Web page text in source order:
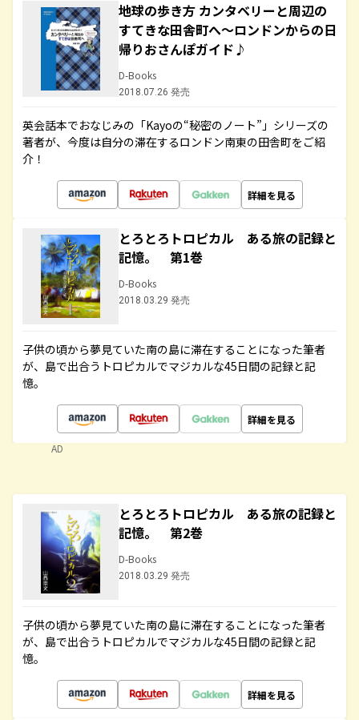
地球の歩き方 カンタベリーと周辺の
すてきな田舎町へ～ロンドンからの日
帰りおさんぽガイド♪
D-Books
2018.07.26 発売
英会話本でおなじみの「Kayoの“秘密のノート”」シリーズの
著者が、今度は自分の滞在するロンドン南東の田舎町をご紹
介！
詳細を見る
とろとろトロピカル ある旅の記録と
記憶。 第1巻
D-Books
2018.03.29 発売
子供の頃から夢見ていた南の島に滞在することになった筆者
が、島で出合うトロピカルでマジカルな45日間の記録と記
憶。
詳細を見る
AD
とろとろトロピカル ある旅の記録と
記憶。 第2巻
D-Books
2018.03.29 発売
子供の頃から夢見ていた南の島に滞在することになった筆者
が、島で出合うトロピカルでマジカルな45日間の記録と記
憶。
詳細を見る